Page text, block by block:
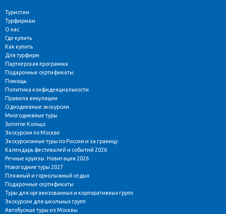
Туристам
Турфирмам
О нас
Где купить
Как купить
Для турфирм
Партнерская программа
Подарочные сертификаты
Помощь
Политика конфиденциальности
Правила аннуляции
Однодневные экскурсии
Многодневные туры
Золотое Кольцо
Экскурсии по Москве
Экскурсионные туры по России и за границу
Календарь фестивалей и событий 2026
Речные круизы. Навигация 2026
Новогодние туры 2027
Пляжный и горнолыжный отдых
Подарочные сертификаты
Туры для организованных и корпоративных групп
Экскурсии для школьных групп
Автобусные туры из Москвы